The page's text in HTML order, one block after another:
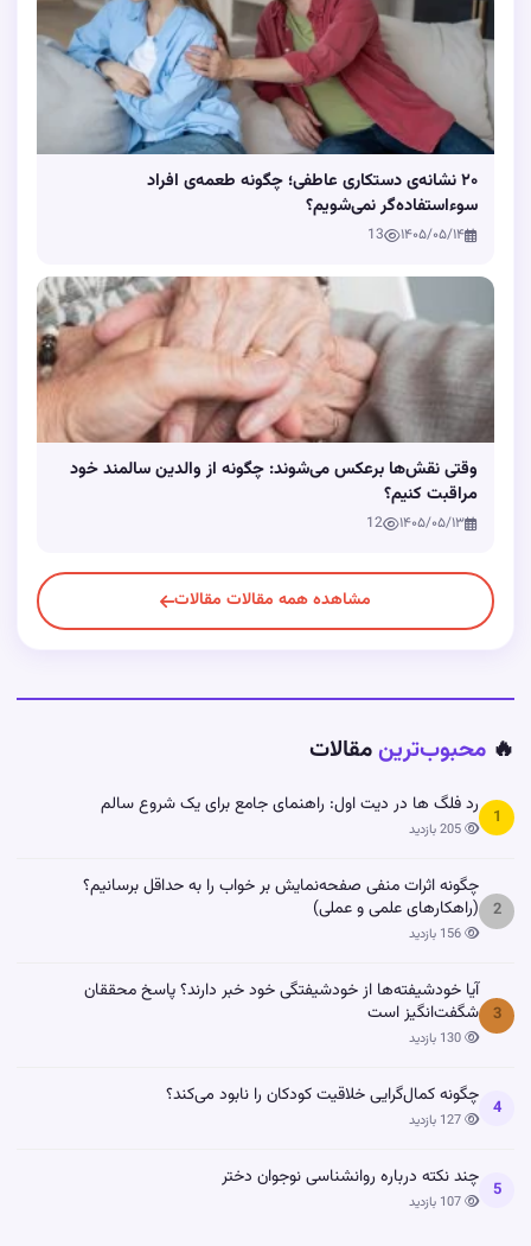
۲۰ نشانه‌ی دستکاری عاطفی؛ چگونه طعمه‌ی افراد
سوءاستفاده‌گر نمی‌شویم؟
۱۴۰۵/۰۵/۱۴ 13
وقتی نقش‌ها برعکس می‌شوند: چگونه از والدین سالمند خود
مراقبت کنیم؟
۱۴۰۵/۰۵/۱۳ 12
مشاهده همه مقالات مقالات
🔥 محبوب‌ترینمقالات
1 رد فلگ ها در دیت اول: راهنمای جامع برای یک شروع سالم
2
چگونه اثرات منفی صفحه‌نمایش بر خواب را به حداقل برسانیم؟
(راهکارهای علمی و عملی)
3
آیا خودشیفته‌ها از خودشیفتگی خود خبر دارند؟ پاسخ محققان
شگفت‌انگیز است
4 چگونه کمال‌گرایی خلاقیت کودکان را نابود می‌کند؟
5 چند نکته درباره روانشناسی نوجوان دختر